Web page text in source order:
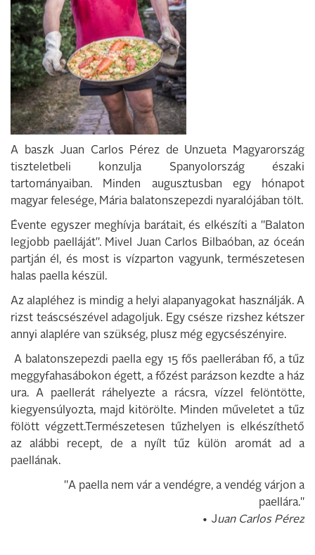
A baszk Juan Carlos Pérez de Unzueta Magyarország
tiszteletbeli konzulja Spanyolország északi
tartományaiban. Minden augusztusban egy hónapot
magyar felesége, Mária balatonszepezdi nyaralójában tölt.
Évente egyszer meghívja barátait, és elkészíti a "Balaton
legjobb paelláját". Mivel Juan Carlos Bilbaóban, az óceán
partján él, és most is vízparton vagyunk, természetesen
halas paella készül.
Az alapléhez is mindig a helyi alapanyagokat használják. A
rizst teáscsészével adagoljuk. Egy csésze rizshez kétszer
annyi alaplére van szükség, plusz még egycsészényire.
A balatonszepezdi paella egy 15 fős paellerában fő, a tűz
meggyfahasábokon égett, a főzést parázson kezdte a ház
ura. A paellerát ráhelyezte a rácsra, vízzel felöntötte,
kiegyensúlyozta, majd kitörölte. Minden műveletet a tűz
fölött végzett.Természetesen tűzhelyen is elkészíthető
az alábbi recept, de a nyílt tűz külön aromát ad a
paellának.
"A paella nem vár a vendégre, a vendég várjon a
paellára."
• Juan Carlos Pérez